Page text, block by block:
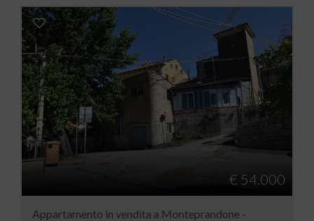
€ 54.000
Appartamento in vendita a Monteprandone -